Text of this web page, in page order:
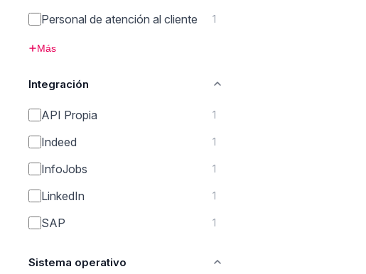
Personal de atención al cliente 1
Más
Integración
API Propia 1
Indeed 1
InfoJobs 1
LinkedIn 1
SAP 1
Sistema operativo